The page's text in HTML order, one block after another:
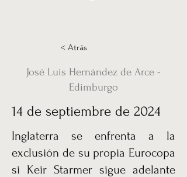
< Atrás
José Luis Hernández de Arce -
Edimburgo
14 de septiembre de 2024
Inglaterra se enfrenta a la
exclusión de su propia Eurocopa
si Keir Starmer sigue adelante